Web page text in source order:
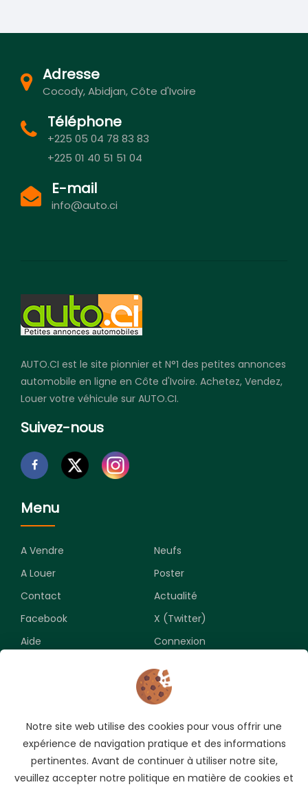
Adresse
Cocody, Abidjan, Côte d'Ivoire
Téléphone
+225 05 04 78 83 83
+225 01 40 51 51 04
E-mail
info@auto.ci
AUTO.CI est le site pionnier et N°1 des petites annonces
automobile en ligne en Côte d'Ivoire. Achetez, Vendez,
Louer votre véhicule sur AUTO.CI.
Suivez-nous
Menu
A Vendre
Neufs
A Louer
Poster
Contact
Actualité
Facebook
X (Twitter)
Aide
Connexion
Souscrivez pour recevoir les meilleures opportunités.
Notre site web utilise des cookies pour vous offrir une
expérience de navigation pratique et des informations
pertinentes. Avant de continuer à utiliser notre site,
veuillez accepter notre politique en matière de cookies et